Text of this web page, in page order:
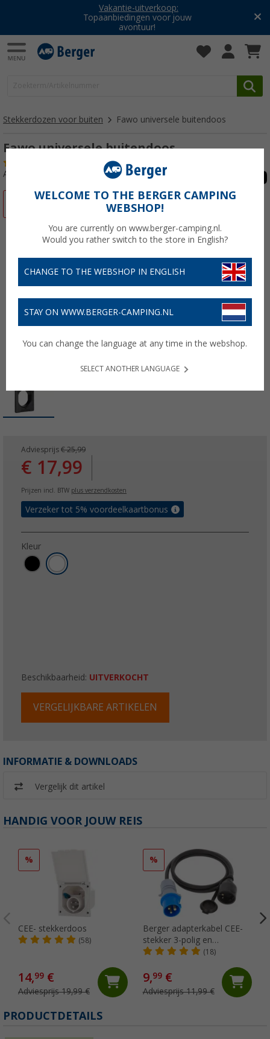
Vakantie-uitverkoop:
Topaanbiedingen voor jouw
avontuur!
Stekkerdozen voor buiten Fawo universele buitendoos
Fawo universele buitendoos
Artikelnr: 229080
Adviesprijs € 25,99
€ 17,99
Prijzen incl. BTW plus verzendkosten
Verzeker tot 5% voordeelkaartbonus
Kleur
Beschikbaarheid: UITVERKOCHT
VERGELIJKBARE ARTIKELEN
INFORMATIE & DOWNLOADS
Vergelijk dit artikel
HANDIG VOOR JOUW REIS
%
CEE- stekkerdoos
(58)
14,99 €
Adviesprijs 19,99 €
%
Berger adapterkabel CEE-
stekker 3-polig en
aardcontactkoppeling 1,5 m
(18)
9,99€
Adviesprijs 11,99 €
PRODUCTDETAILS
WELCOME TO THE BERGER CAMPING
WEBSHOP!
You are currently on www.berger-camping.nl.
Would you rather switch to the store in English?
CHANGE TO THE WEBSHOP IN ENGLISH
STAY ON WWW.BERGER-CAMPING.NL
You can change the language at any time in the webshop.
SELECT ANOTHER LANGUAGE